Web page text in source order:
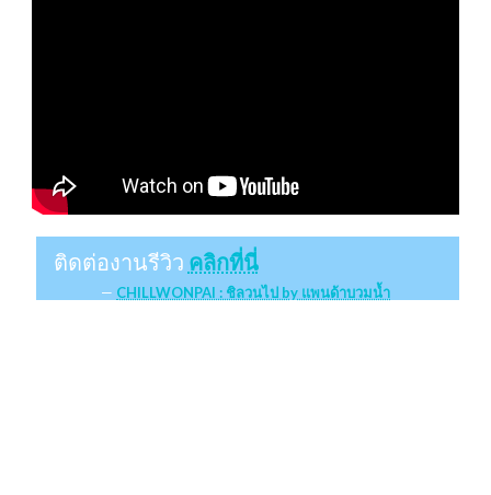
ติดต่องานรีวิว คลิกที่นี่
CHILLWONPAI : ชิลวนไป by แพนด้าบวมน้ำ